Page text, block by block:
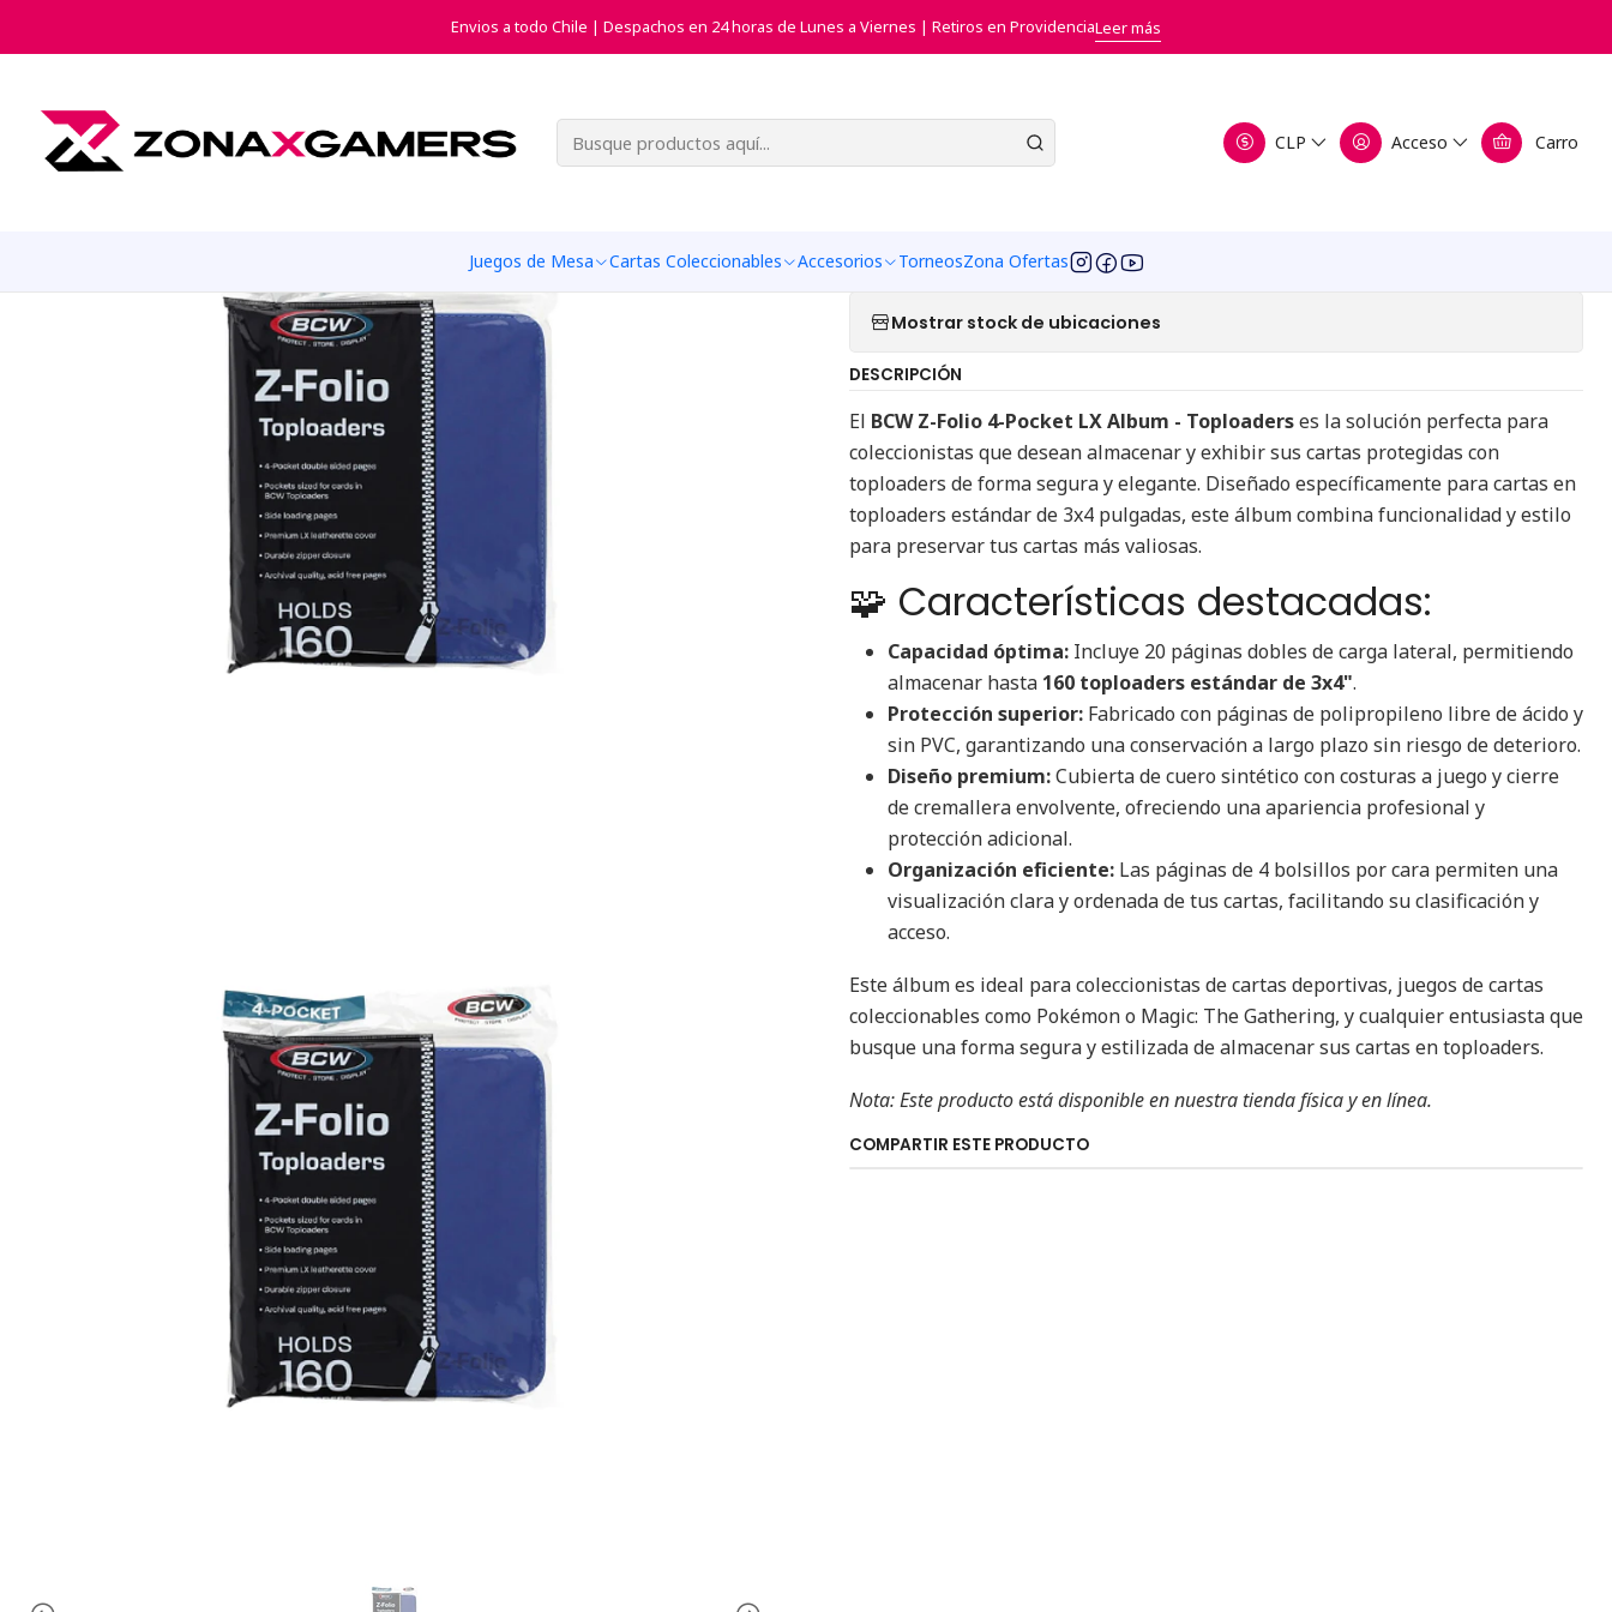
CLP Acceso Carro
Juegos de Mesa Cartas Coleccionables Accesorios TorneosZona Ofertas
Envios a todo Chile | Despachos en 24 horas de Lunes a Viernes | Retiros en ProvidenciaLeer más
Inicio Accesorios Z-Folio 4-Pocket LX Album - Toploaders - Blue
Z-Folio 4-Pocket LX Album -
Toploaders - Blue
Agregar a la lista de favoritos
Mostrar stock de ubicaciones
DESCRIPCIÓN
El BCW Z-Folio 4-Pocket LX Album - Toploaderses la solución perfecta para
coleccionistas que desean almacenar y exhibir sus cartas protegidas con
toploaders de forma segura y elegante. Diseñado específicamente para cartas en
toploaders estándar de 3x4 pulgadas, este álbum combina funcionalidad y estilo
para preservar tus cartas más valiosas.
🧩 Características destacadas:
Capacidad óptima: Incluye 20 páginas dobles de carga lateral, permitiendo
almacenar hasta 160 toploaders estándar de 3x4".
Protección superior: Fabricado con páginas de polipropileno libre de ácido y
sin PVC, garantizando una conservación a largo plazo sin riesgo de deterioro.
Diseño premium:Cubierta de cuero sintético con costuras a juego y cierre
de cremallera envolvente, ofreciendo una apariencia profesional y
protección adicional.
Organización eficiente: Las páginas de 4 bolsillos por cara permiten una
visualización clara y ordenada de tus cartas, facilitando su clasificación y
acceso.
Este álbum es ideal para coleccionistas de cartas deportivas, juegos de cartas
coleccionables como Pokémon o Magic: The Gathering, y cualquier entusiasta que
busque una forma segura y estilizada de almacenar sus cartas en toploaders.
Nota: Este producto está disponible en nuestra tienda física y en línea.
COMPARTIR ESTE PRODUCTO